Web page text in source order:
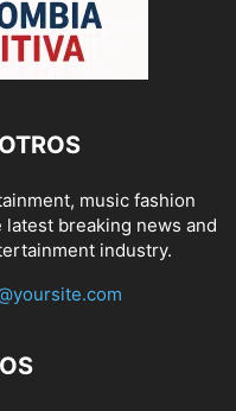
music fashion
breaking news and
industry.